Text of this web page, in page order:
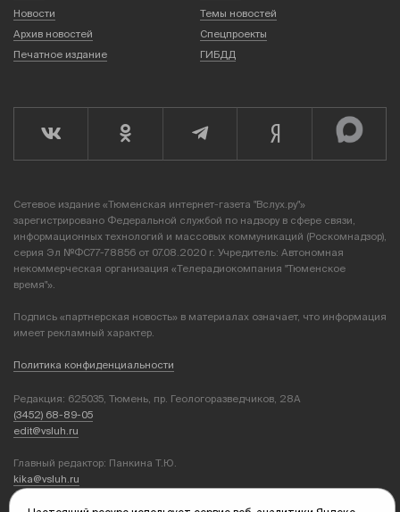
Новости
Темы новостей
Архив новостей
Спецпроекты
Печатное издание
ГИБДД
Сетевое издание «Тюменская интернет-газета "Вслух.ру"»
зарегистрировано Федеральной службой по надзору в сфере связи,
информационных технологий и массовых коммуникаций (Роскомнадзор),
серия Эл №ФС77-78856 от 07.08.2020 г. Учредитель: Автономная
некоммерческая организация «Телерадиокомпания "Тюменское
время"».
Подпись «партнерская новость» в материалах означает, что информация
имеет рекламный характер.
Политика конфиденциальности
Редакция: 625035, Тюмень, пр. Геологоразведчиков, 28А
(3452) 68-89-05
edit@vsluh.ru
Главный редактор: Панкина Т.Ю.
kika@vsluh.ru